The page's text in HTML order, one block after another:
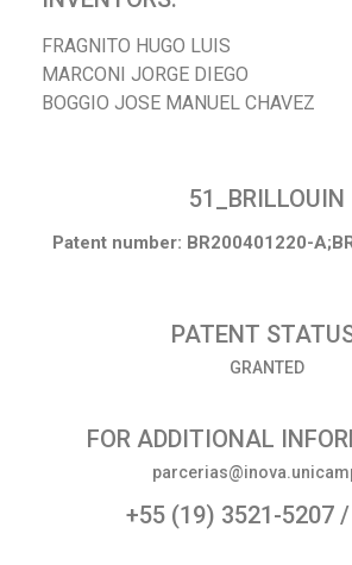
FRAGNITO HUGO LUIS
MARCONI JORGE DIEGO
BOGGIO JOSE MANUEL CHAVEZ
51_BRILLOUIN
Patent number: BR200401220-
PATENT
GRANTED
FOR ADDITIONAL
+55 (19) 3521-5207